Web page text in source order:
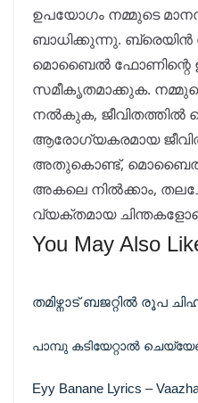
ഉപയോഗം നമ്മുടെ
ബാധിക്കുന്നു. ബ്രെയിൻ
മൊബൈൽ ഫോണിന്റെ
സമീകൃതമാക്കുക.
നൽകുക, ജീവിതത്തിൽ
ആരോഗ്യകരമായ
അതുകൊണ്ട്, മൊബൈൽ
അകലെ നിൽക്കാം,
വ്യക്തമായ ചിന്തകളോടെ
You May Also
തമിഴ്നാട് ബജറ്റിൽ രൂപ
പാമ്പു കടിയേറ്റാല്‍
Eyy Banane Lyrics –